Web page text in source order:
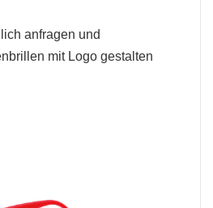
anfragen und
mit Logo gestalten